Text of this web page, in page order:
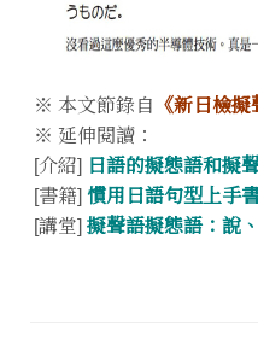
※ 本文節錄自 《新日檢
※ 延伸閱讀：
[介紹]
日語的擬態語和擬
[書籍] 慣用日語句型上手
[講堂] 擬聲語擬態語：說